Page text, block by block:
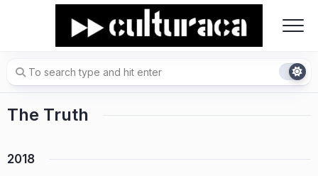
The Truth
2018